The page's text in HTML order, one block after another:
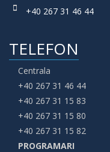
+40 267 31 46 44
TELEFON
Centrala
+40 267 31 46 44
+40 267 31 15 83
+40 267 31 15 80
+40 267 31 15 82
PROGRAMARI